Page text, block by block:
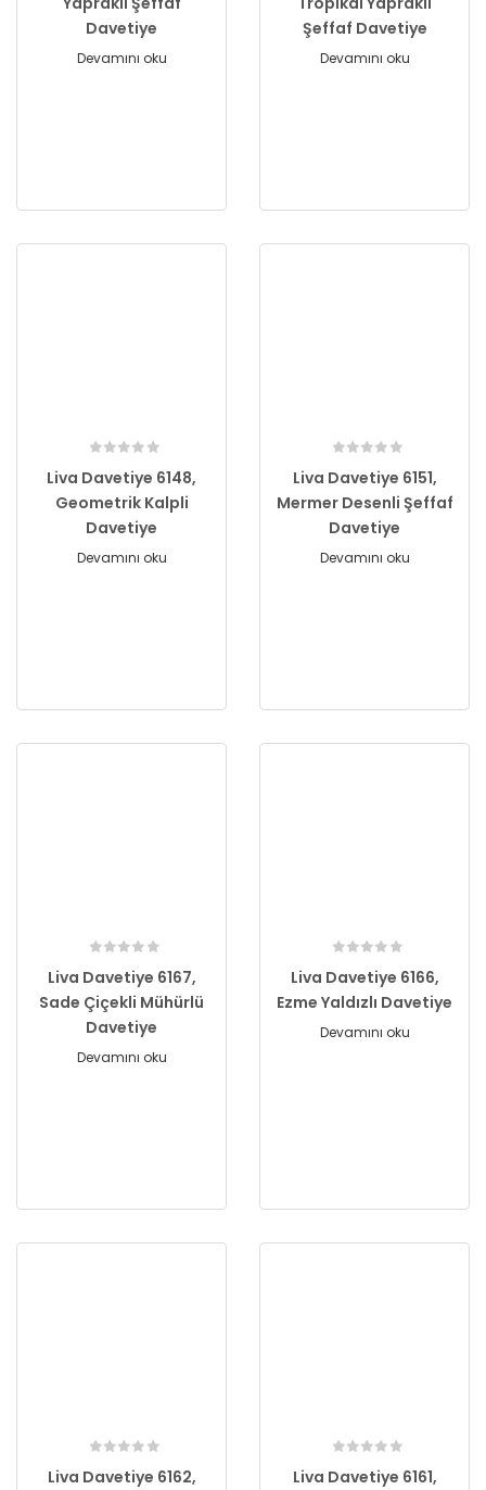
Davetiye
Devamını oku
Şeffaf Davetiye
Devamını oku
Liva Davetiye 6148,
Geometrik Kalpli
Davetiye
Devamını oku
Liva Davetiye 6151,
Mermer Desenli Şeffaf
Davetiye
Devamını oku
Liva Davetiye 6167,
Sade Çiçekli Mühürlü
Davetiye
Devamını oku
Liva Davetiye 6166,
Ezme Yaldızlı Davetiye
Devamını oku
Liva Davetiye 6162,
Liva Davetiye 6161,